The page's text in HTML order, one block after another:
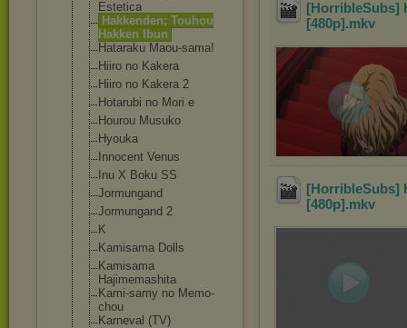
Estetica
Hakkenden; Touhou
Hakken Ibun
Hataraku Maou-sama!
Hiiro no Kakera
Hiiro no Kakera 2
Hotarubi no Mori e
Hourou Musuko
Hyouka
Innocent Venus
Inu X Boku SS
Jormungand
Jormungand 2
K
Kamisama Dolls
Kamisama
Hajimemashita
Kami-samy no Memo-
chou
Karneval (TV)
[HorribleSubs]
[480p] .mkv
[HorribleSubs]
[480p] .mkv